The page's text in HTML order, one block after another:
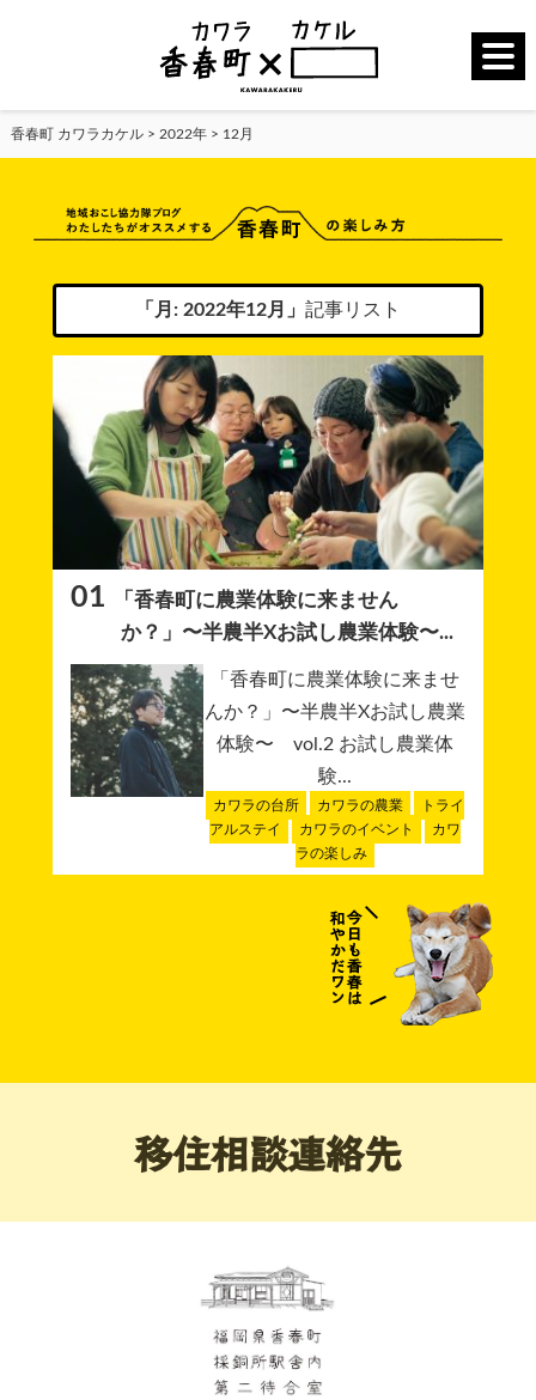
香春町 カワラカケル> 2022年> 12月
「月: 2022年12月 」 記事リスト
01
「香春町に農業体験に来ません
か？」〜半農半Xお試し農業体験〜...
「香春町に農業体験に来ませ
んか？」〜半農半Xお試し農業
体験〜 vol.2 お試し農業体
験...
カワラの台所 カワラの農業
トライ
アルステイ
カワラのイベント
カワ
ラの楽しみ
移住相談連絡先